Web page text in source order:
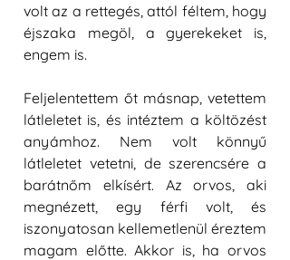
volt az a rettegés, attól féltem, hogy
éjszaka megöl, a gyerekeket is,
engem is.
Feljelentettem őt másnap, vetettem
látleletet is, és intéztem a költözést
anyámhoz. Nem volt könnyű
látleletet vetetni, de szerencsére a
barátnőm elkísért. Az orvos, aki
megnézett, egy férfi volt, és
iszonyatosan kellemetlenül éreztem
magam előtte. Akkor is, ha orvos